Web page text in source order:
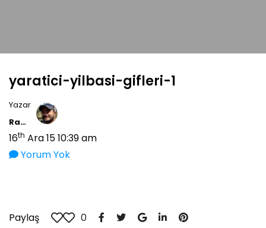
yaratici-yilbasi-gifleri-1
Yazar
Ramiz Tayfur
16th Ara 15 10:39 am
Yorum Yok
Paylaş 0